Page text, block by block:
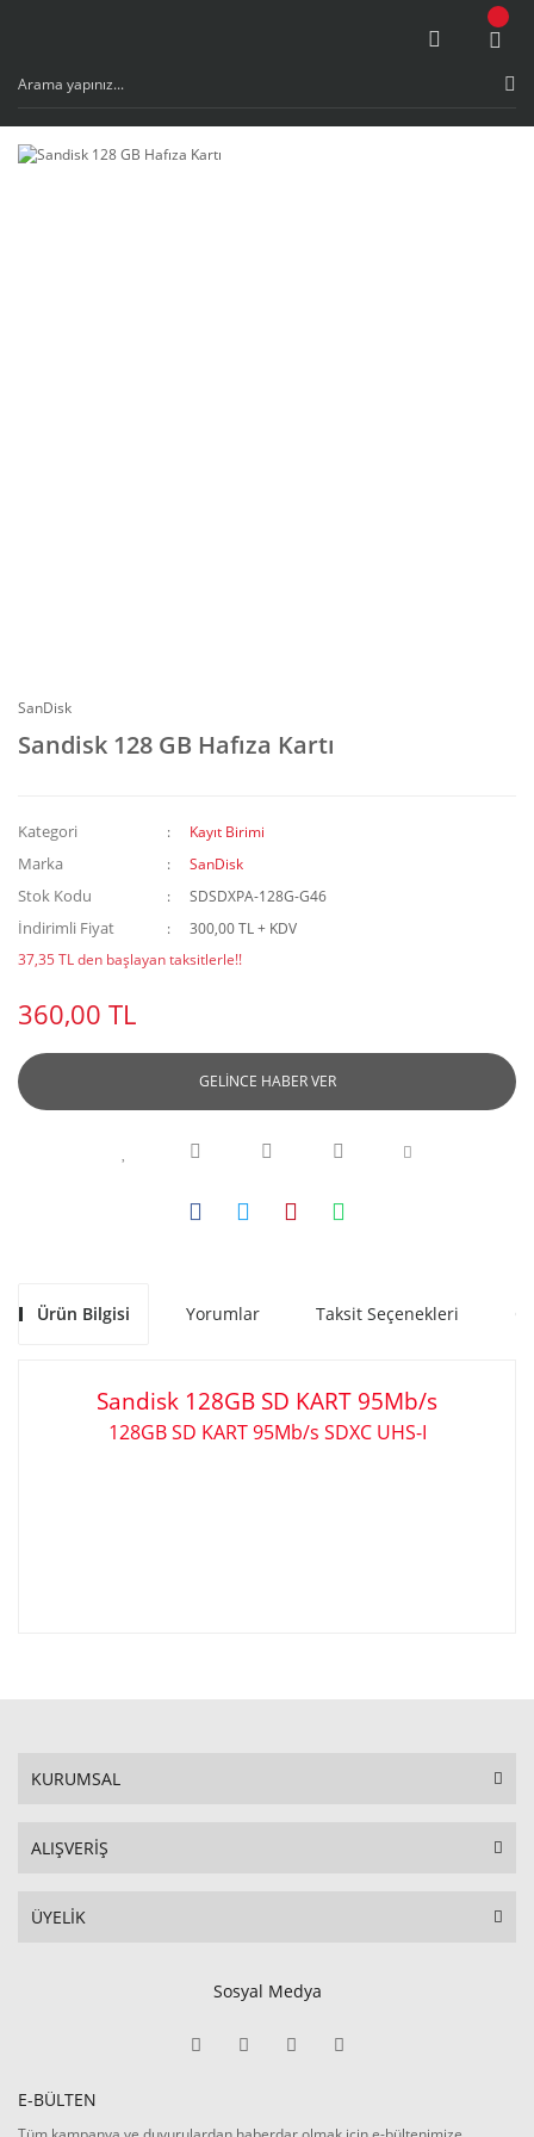
SanDisk
Sandisk 128 GB Hafıza Kartı
Kategori Kayıt Birimi
Marka SanDisk
Stok Kodu SDSDXPA-128G-G46
İndirimli Fiyat
300,00 TL + KDV
37,35 TL den başlayan taksitlerle!!
360,00 TL
GELİNCE HABER VER
Ürün Bilgisi Yorumlar Taksit Seçenekleri
Sandisk 128GB SD KART 95Mb/s
128GB SD KART 95Mb/s SDXC UHS-I
KURUMSAL
ALIŞVERİŞ
ÜYELİK
Sosyal Medya
E-BÜLTEN